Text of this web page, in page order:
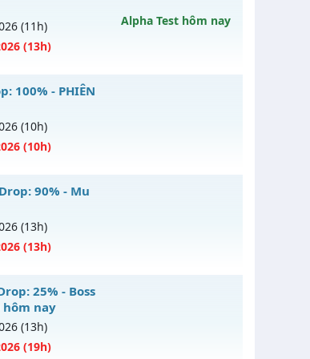
3.5vào 13h ngày 07/08/2626
(11h)
(13h)
Alpha Test hôm nay
Mệnh
100% - PHIÊN
(10h)
(10h)
vào 10h ngày 02/08/2626
90% - Mu
(13h)
(13h)
Miễn Phí
Băngvào 13h ngày 06/08/2626
25% - Boss
hôm nay
(13h)
(19h)